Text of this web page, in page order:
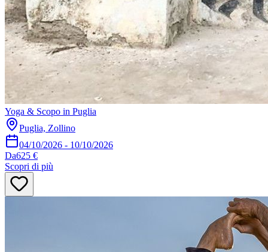
Yoga & Scopo in Puglia
Puglia, Zollino
04/10/2026 - 10/10/2026
Da625 €
Scopri di più